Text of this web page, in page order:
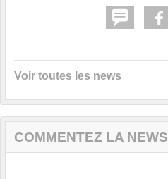
Voir toutes les news
COMMENTEZ LA NEWS